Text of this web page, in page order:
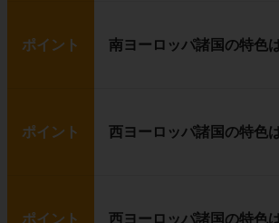
ポイント 南ヨーロッパ諸国の特色
ポイント 西ヨーロッパ諸国の特色
ポイント 西ヨーロッパ諸国の特色